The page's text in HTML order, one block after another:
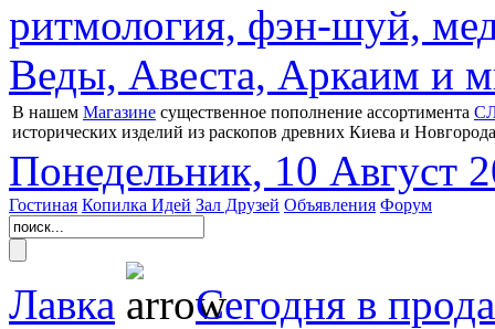
ритмология, фэн-шуй,
Веды, Авеста, Аркаим и
В нашем Магазине существенное пополнение ассортимента
исторических изделий из раскопов древних Киева и
Понедельник, 10 Август
Гостиная Копилка Идей Зал Друзей Объявления Форум
Лавка
Сегодня в